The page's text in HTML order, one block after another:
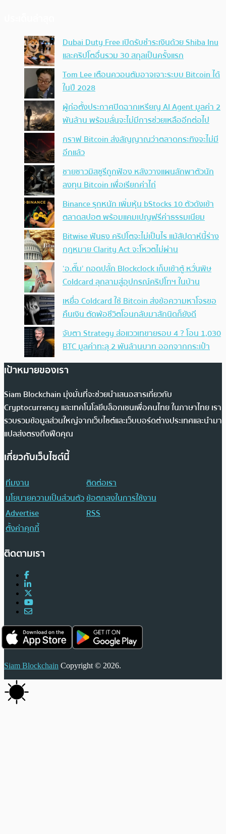
Dubai Duty Free เปิดรับชำระเงินด้วย Shiba Inu
และคริปโตอื่นรวม 30 สกุลเป็นครั้งแรก
Tom Lee เตือนควอนตัมอาจเจาะระบบ Bitcoin ได้
ในปี 2028
ผู้ก่อตั้งประกาศปิดฉากเหรียญ AI Agent มูลค่า 2
พันล้าน พร้อมลั่นจะไม่มีการช่วยเหลืออีกต่อไป
กราฟ Bitcoin ส่งสัญญาณว่าตลาดกระทิงจะไม่มี
อีกแล้ว
ชายชาวมิสซูรีถูกฟ้อง หลังวางแผนลักพาตัวนัก
ลงทุน Bitcoin เพื่อเรียกค่าไถ่
Binance รุกหนัก เพิ่มหุ้น bStocks 10 ตัวดังเข้า
ตลาดสปอต พร้อมแคมเปญฟรีค่าธรรมเนียม
Bitwise ฟันธง คริปโตจะไม่เป็นไร แม้สัปดาห์นี้ร่าง
กฎหมาย Clarity Act จะโหวตไม่ผ่าน
‘อ.ตั๊ม’ ถอดปลั้ก Blockclock เก็บเข้าตู้ หวั่นพิษ
Coldcard ลุกลามสู่อุปกรณ์คริปโทฯ ในบ้าน
เหยื่อ Coldcard ใช้ Bitcoin ส่งข้อความหาโจรขอ
คืนเงิน ตัดพ้อชีวิตโอนกลับมาสักนิดก็ยังดี
จับตา Strategy ส่อแววเทขายรอบ 4 ? โอน 1,030
BTC มูลค่าทะลุ 2 พันล้านบาท ออกจากกระเป๋า
เป้าหมายของเรา
Siam Blockchain มุ่งมั่นที่จะช่วยนำเสนอสารเกี่ยวกับ
Cryptocurrency และเทคโนโลยีบล็อกเชนเพื่อคนไทย ในภาษาไทย เรา
รวบรวมข้อมูลส่วนใหญ่จากเว็บไซต์และเว็บบอร์ดต่างประเทศและนำมา
แปลส่งตรงถึงฟีดคุณ
เกี่ยวกับเว็บไซต์นี้
ทีมงาน
ติดต่อเรา
นโยบายความเป็นส่วนตัวข้อตกลงในการใช้งาน
Advertise
RSS
ตั้งค่าคุกกี้
ติดตามเรา
Siam Blockchain Copyright © 2026.